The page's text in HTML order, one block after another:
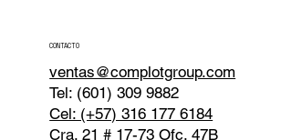
CONTACTO
ventas@complotgroup.com
Tel: (601) 309 9882
Cel: (+57) 316 177 6184
Cra. 21 # 17-73 Ofc. 47B